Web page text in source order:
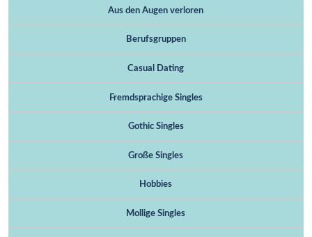
Aus den Augen verloren
Berufsgruppen
Casual Dating
Fremdsprachige Singles
Gothic Singles
Große Singles
Hobbies
Mollige Singles